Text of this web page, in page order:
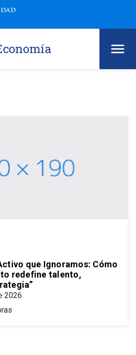
que Ignoramos: Cómo
redefine talento,
2026